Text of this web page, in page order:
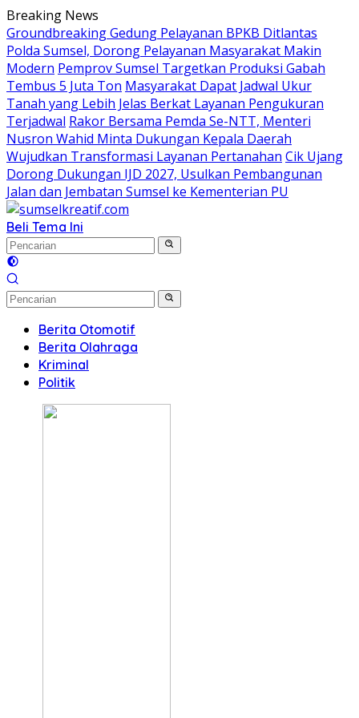
Langsung
ke
konten
Breaking News
Groundbreaking Gedung Pelayanan BPKB Ditlantas
Polda Sumsel, Dorong Pelayanan Masyarakat Makin
Modern Pemprov Sumsel Targetkan Produksi Gabah
Tembus 5 Juta Ton Masyarakat Dapat Jadwal Ukur
Tanah yang Lebih Jelas Berkat Layanan Pengukuran
Terjadwal Rakor Bersama Pemda Se-NTT, Menteri
Nusron Wahid Minta Dukungan Kepala Daerah
Wujudkan Transformasi Layanan Pertanahan Cik Ujang
Dorong Dukungan IJD 2027, Usulkan Pembangunan
Jalan dan Jembatan Sumsel ke Kementerian PU
Beli Tema Ini
Berita Otomotif
Berita Olahraga
Kriminal
Politik